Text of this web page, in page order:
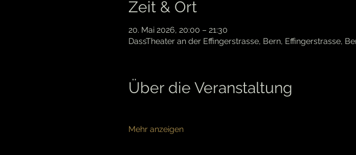
Zeit & Ort
20. Mai 2026, 20:00 – 21:30
DassTheater an der Effingerstrasse, Bern, Effingerstrasse,
Über die Veranstaltung
Mehr anzeigen